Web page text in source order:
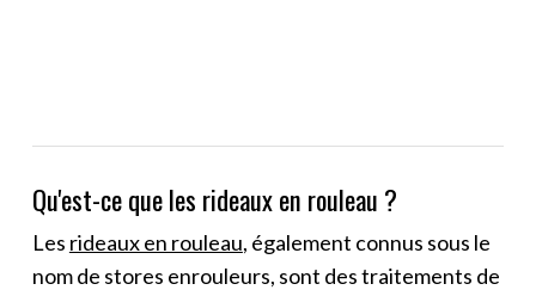
Qu'est-ce que les rideaux en rouleau ?
Les rideaux en rouleau, également connus sous le
nom de stores enrouleurs, sont des traitements de